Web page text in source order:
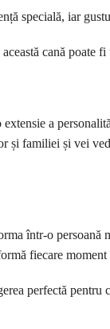
specială, iar
cană poate
a
și familiei și vei
într-o persoană
fiecare
perfectă